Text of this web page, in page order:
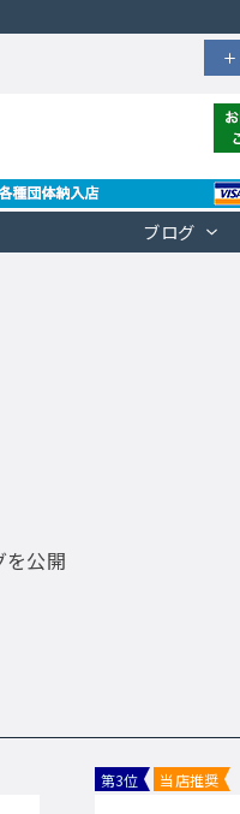
ブログ
を公開
第3位 当店推奨